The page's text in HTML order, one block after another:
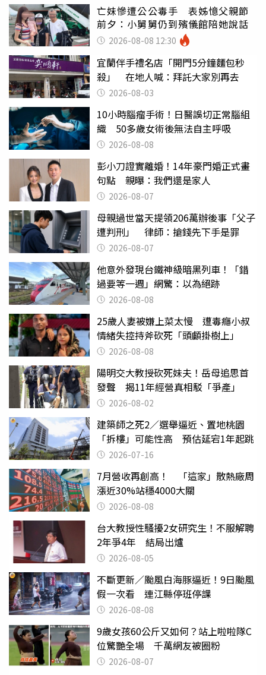
亡妹慘遭公公毒手 表姊憶父親節
前夕：小舅舅仍到殯儀館陪她說話
2026-08-08 12:30
宜蘭伴手禮名店「開門5分鐘麵包秒
殺」 在地人喊：拜託大家別再去
2026-08-03
10小時腦瘤手術！日醫誤切正常腦組
織 50多歲女術後無法自主呼吸
2026-08-08
彭小刀證實離婚！14年豪門婚正式畫
句點 親曝：我們還是家人
2026-08-07
母親過世當天提領206萬辦後事「父子
遭判刑」 律師：搶錢先下手是罪
2026-08-07
他意外發現台鐵神級暗黑列車！「錯
過要等一週」網驚：以為絕跡
2026-08-08
25歲人妻被嫌上菜太慢 遭毒癮小叔
情緒失控持斧砍死「頭顱掛樹上」
2026-08-08
陽明交大教授砍死妹夫！岳母追思首
發聲 揭11年經營真相駁「爭產」
2026-08-02
建築師之死2／選舉逼近、置地桃園
「拆樓」可能性高 預估延宕1年起跳
2026-07-16
7月營收再創高！ 「這家」散熱廠周
漲近30%站穩4000大關
2026-08-08
台大教授性騷擾2女研究生！不服解聘
2年爭4年 結局出爐
2026-08-05
不斷更新／颱風白海豚逼近！9日颱風
假一次看 連江縣停班停課
2026-08-08
9歲女孩60公斤又如何？站上啦啦隊C
位驚艷全場 千萬網友被圈粉
2026-08-07